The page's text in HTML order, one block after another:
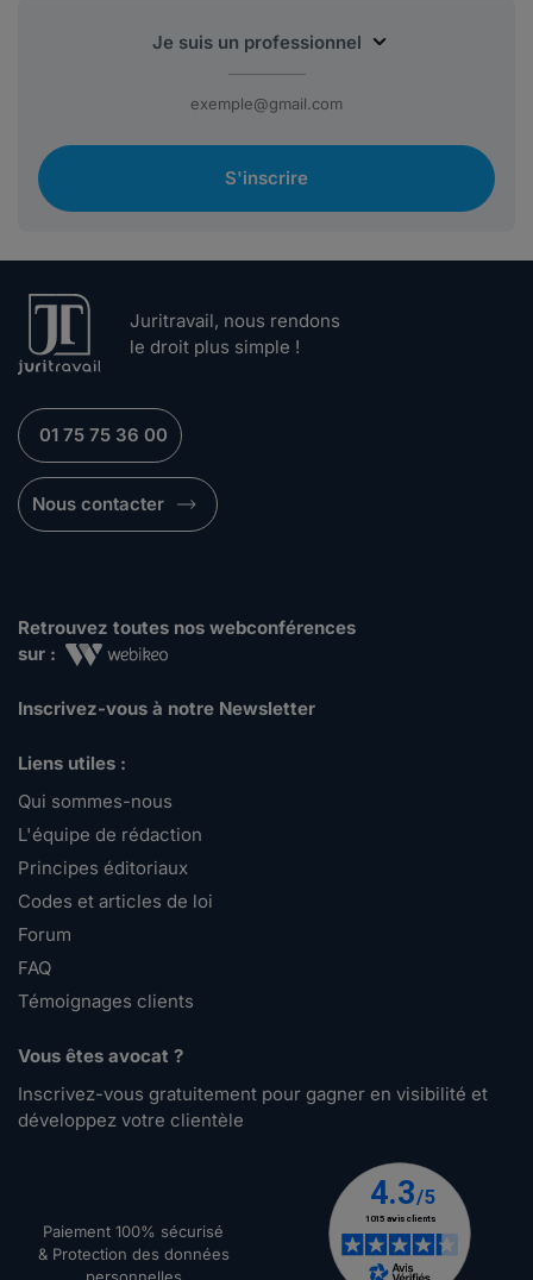
S'inscrire
Juritravail, nous rendons
le droit plus simple !
01 75 75 36 00
Nous contacter
Retrouvez toutes nos webconférences
sur :
Inscrivez-vous à notre Newsletter
Liens utiles :
Qui sommes-nous
L'équipe de rédaction
Principes éditoriaux
Codes et articles de loi
Forum
FAQ
Témoignages clients
Vous êtes avocat ?
Inscrivez-vous gratuitement pour gagner en visibilité et
développez votre clientèle
Paiement 100% sécurisé
& Protection des données